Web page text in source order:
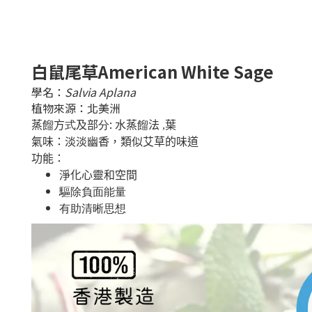
白鼠尾草American White Sage
學名： Salvia Aplana
植物來源：北美洲
蒸餾方式及部分: 水蒸餾法 ,葉
氣味：淡淡幽香，類似艾草的味道
功能：
淨化心靈和空間
驅除負面能量
有助清晰思想